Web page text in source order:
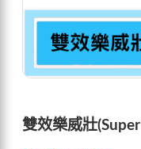
雙效樂威壯(Super